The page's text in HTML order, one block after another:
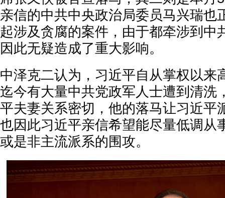
亲信的中共中央政治局委员马兴瑞也
起涉及贪腐的案件，由于都牵涉到中
因此无疑造成了重大影响。
中泽克二认为，习近平自从掌权以来
迄今有大量中共党政军人士遭到清洗
平夫妻关系密切，他的落马让习近平
也因此习近平亲信希望能尽量低调从
或是非主流派系的围攻。